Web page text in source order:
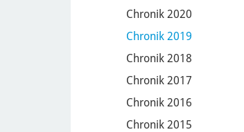
Chronik 2020
Chronik 2019
Chronik 2018
Chronik 2017
Chronik 2016
Chronik 2015